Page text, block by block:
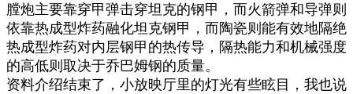
膛炮主要靠穿甲弹击穿坦克的钢甲，而火箭弹和导弹则
依靠热成型炸药融化坦克钢甲，而陶瓷则能有效地隔绝
热成型炸药对内层钢甲的热传导，隔热能力和机械强度
的高低则取决于乔巴姆钢的质量。
资料介绍结束了，小放映厅里的灯光有些眩目，我也说